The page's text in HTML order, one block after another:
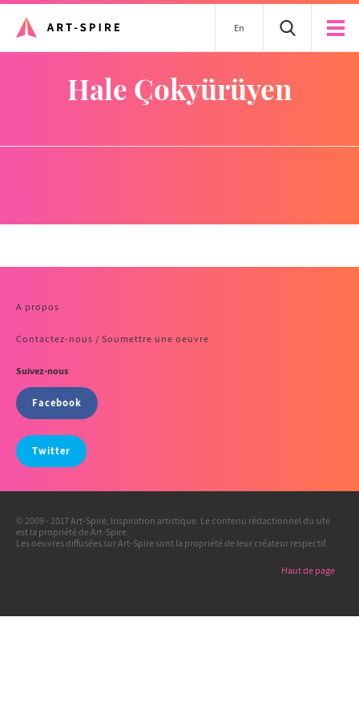
En
Hale Çokyürüyen
A propos
Contactez-nous / Soumettre une oeuvre
Suivez-nous
Facebook
Twitter
© 2009 - 2017 Art-Spire, Inspiration artistique. Le contenu rédactionnel du site
est la propriété de Art-Spire.
Les oeuvres diffusées sur Art-Spire sont la propriété de leur créateur respectif.
Haut de page